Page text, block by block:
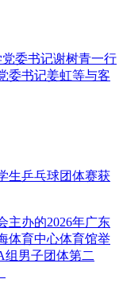
委书记谢树青一行
委书记姜虹等与客
生乒乓球团体赛获
主办的2026年广东
体育中心体育馆举
组男子团体第二